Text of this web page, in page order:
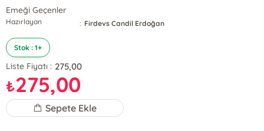
Emeği Geçenler
Hazırlayan : Firdevs Candil Erdoğan
Stok : 1+
Liste Fiyatı : 275,00
₺275,00
Sepete Ekle